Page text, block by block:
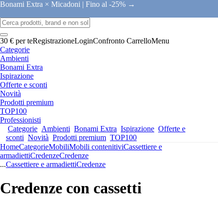
Bonami Extra × Micadoni | Fino al -25% →
30 € per teRegistrazioneLoginConfronto CarrelloMenu
Categorie
Ambienti
Bonami Extra
Ispirazione
Offerte e sconti
Novità
Prodotti premium
TOP100
Professionisti
Categorie Ambienti Bonami Extra Ispirazione Offerte e
sconti Novità Prodotti premium TOP100
HomeCategorieMobiliMobili contenitiviCassettiere e
armadiettiCredenzeCredenze
...Cassettiere e armadiettiCredenze
Credenze con cassetti